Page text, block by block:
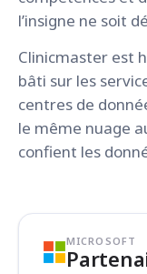
l’insigne ne soit
Clinicmaster est
bâti sur les
centres de
le même nuage
confient les
MICROSOFT